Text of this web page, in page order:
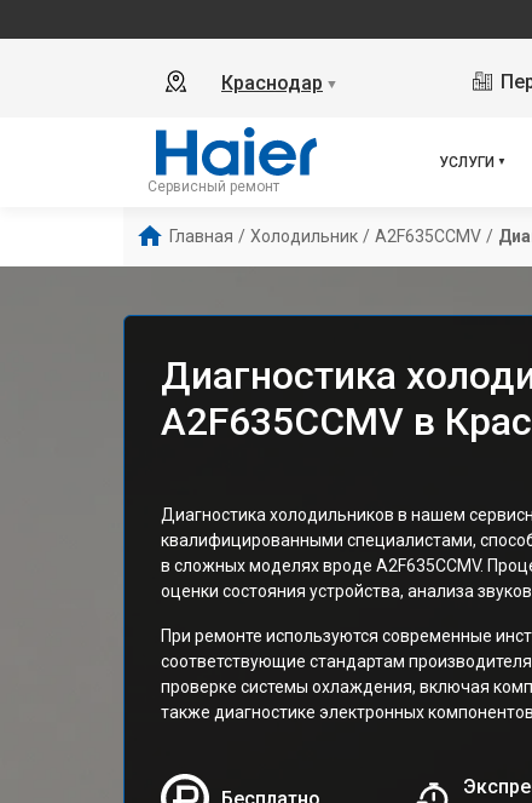
Краснодар ▼
Сервисный ремонт
УСЛУГИ
Главная / Холодильник / A2F635CCMV /
Диагностика
A2F635CCMV в
Диагностика холодильников в нашем
квалифицированными специалистами,
в сложных моделях вроде A2F635CCMV.
оценки состояния устройства, анализа
При ремонте используются современные
соответствующие стандартам
проверке системы охлаждения, включая
также диагностике электронных
Бесплатно